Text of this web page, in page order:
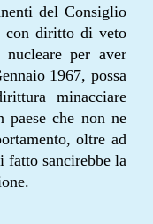
del Consiglio
con diritto di veto
per aver
1967, possa
minacciare
paese che non ne
oltre ad
fatto sancirebbe la